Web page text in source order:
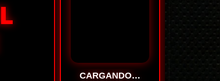
CARGANDO…